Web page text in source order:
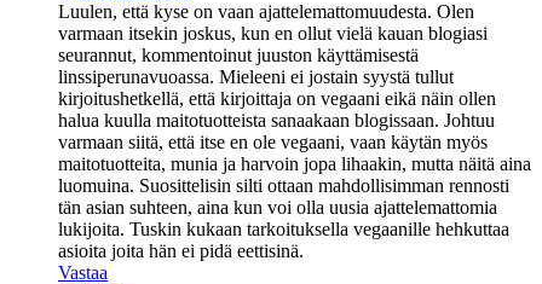
Luulen, että kyse on vaan ajattelemattomuudesta. Olen
varmaan itsekin joskus, kun en ollut vielä kauan blogiasi
seurannut, kommentoinut juuston käyttämisestä
linssiperunavuoassa. Mieleeni ei jostain syystä tullut
kirjoitushetkellä, että kirjoittaja on vegaani eikä näin ollen
halua kuulla maitotuotteista sanaakaan blogissaan. Johtuu
varmaan siitä, että itse en ole vegaani, vaan käytän myös
maitotuotteita, munia ja harvoin jopa lihaakin, mutta näitä aina
luomuina. Suosittelisin silti ottaan mahdollisimman rennosti
tän asian suhteen, aina kun voi olla uusia ajattelemattomia
lukijoita. Tuskin kukaan tarkoituksella vegaanille hehkuttaa
asioita joita hän ei pidä eettisinä.
Vastaa